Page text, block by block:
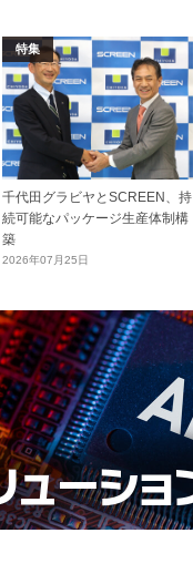
特集
千代田グラビヤとSCREEN、持
続可能なパッケージ生産体制構
築
2026年07月25日